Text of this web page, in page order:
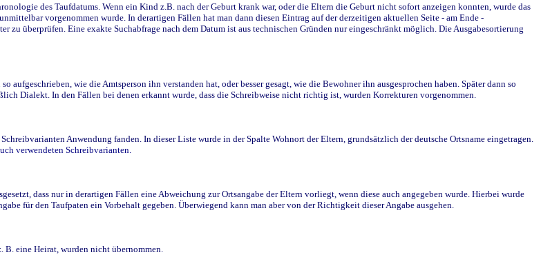
des Taufdatums. Wenn ein Kind z.B. nach der Geburt krank war, oder die Eltern die Geburt nicht sofort anzeigen konnten, wurde das
vorgenommen wurde. In derartigen Fällen hat man dann diesen Eintrag auf der derzeitigen aktuellen Seite - am Ende -
überprüfen. Eine exakte Suchabfrage nach dem Datum ist aus technischen Gründen nur eingeschränkt möglich. Die Ausgabesortierung
wie die Amtsperson ihn verstanden hat, oder besser gesagt, wie die Bewohner ihn ausgesprochen haben. Später dann so
Dialekt. In den Fällen bei denen erkannt wurde, dass die Schreibweise nicht richtig ist, wurden Korrekturen vorgenommen.
Anwendung fanden. In dieser Liste wurde in der Spalte Wohnort der Eltern, grundsätzlich der deutsche Ortsname eingetragen.
verwendeten Schreibvarianten.
dass nur in derartigen Fällen eine Abweichung zur Ortsangabe der Eltern vorliegt, wenn diese auch angegeben wurde. Hierbei wurde
für den Taufpaten ein Vorbehalt gegeben. Überwiegend kann man aber von der Richtigkeit dieser Angabe ausgehen.
eine Heirat, wurden nicht übernommen.